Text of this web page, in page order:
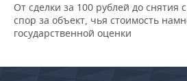
От сделки за 100 рублей до снятия
спор за объект, чья стоимость
государственной оценки